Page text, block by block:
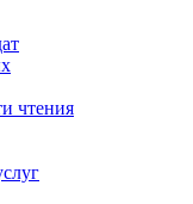
чтения